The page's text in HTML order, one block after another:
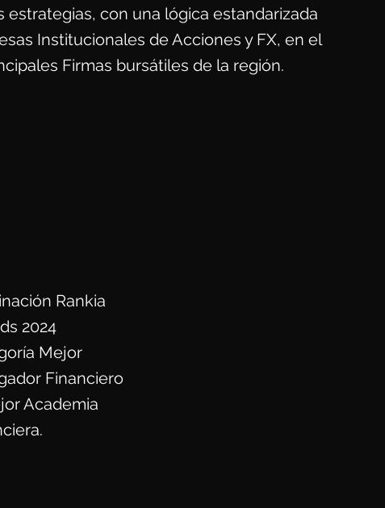
Rankia
2024
Mejor
Financiero
Academia
con una lógica estandarizada
Institucionales de Acciones y FX, en el
Firmas bursátiles de la región.